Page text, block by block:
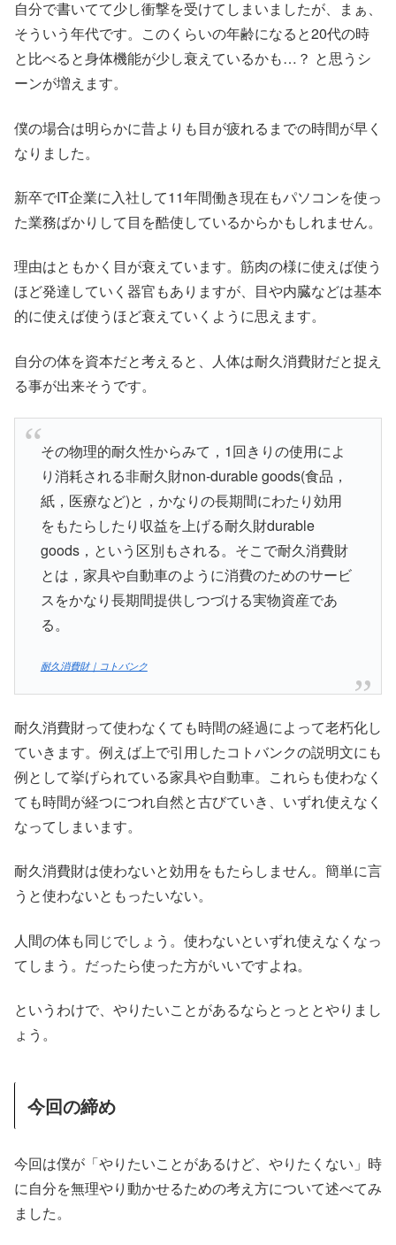
自分で書いてて少し衝撃を受けてしまいましたが、まぁ、
そういう年代です。このくらいの年齢になると20代の時
と比べると身体機能が少し衰えているかも…？ と思うシ
ーンが増えます。
僕の場合は明らかに昔よりも目が疲れるまでの時間が早く
なりました。
新卒でIT企業に入社して11年間働き現在もパソコンを使っ
た業務ばかりして目を酷使しているからかもしれません。
理由はともかく目が衰えています。筋肉の様に使えば使う
ほど発達していく器官もありますが、目や内臓などは基本
的に使えば使うほど衰えていくように思えます。
自分の体を資本だと考えると、人体は耐久消費財だと捉え
る事が出来そうです。
その物理的耐久性からみて，1回きりの使用によ
り消耗される非耐久財non‐durable goods(食品，
紙，医療など)と，かなりの長期間にわたり効用
をもたらしたり収益を上げる耐久財durable
goods，という区別もされる。そこで耐久消費財
とは，家具や自動車のように消費のためのサービ
スをかなり長期間提供しつづける実物資産であ
る。
耐久消費財｜コトバンク
耐久消費財って使わなくても時間の経過によって老朽化し
ていきます。例えば上で引用したコトバンクの説明文にも
例として挙げられている家具や自動車。これらも使わなく
ても時間が経つにつれ自然と古びていき、いずれ使えなく
なってしまいます。
耐久消費財は使わないと効用をもたらしません。簡単に言
うと使わないともったいない。
人間の体も同じでしょう。使わないといずれ使えなくなっ
てしまう。だったら使った方がいいですよね。
というわけで、やりたいことがあるならとっととやりまし
ょう。
今回の締め
今回は僕が「やりたいことがあるけど、やりたくない」時
に自分を無理やり動かせるための考え方について述べてみ
ました。